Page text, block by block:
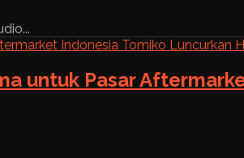
untuk Pasar